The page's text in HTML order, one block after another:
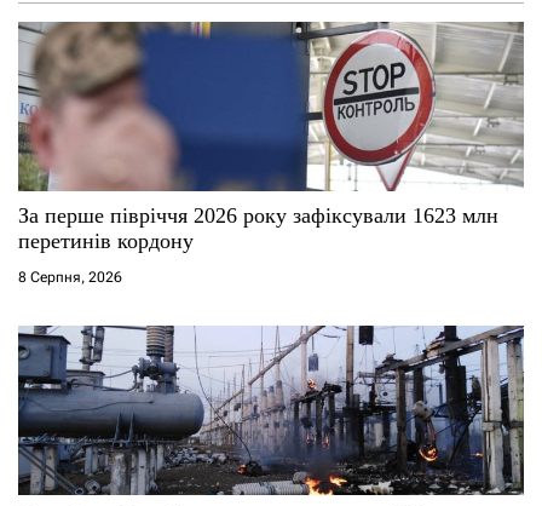
а
п
и
с
і
в
За перше півріччя 2026 року зафіксували 1623 млн
перетинів кордону
8 Серпня, 2026